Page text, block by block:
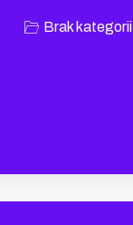
Brak kategorii